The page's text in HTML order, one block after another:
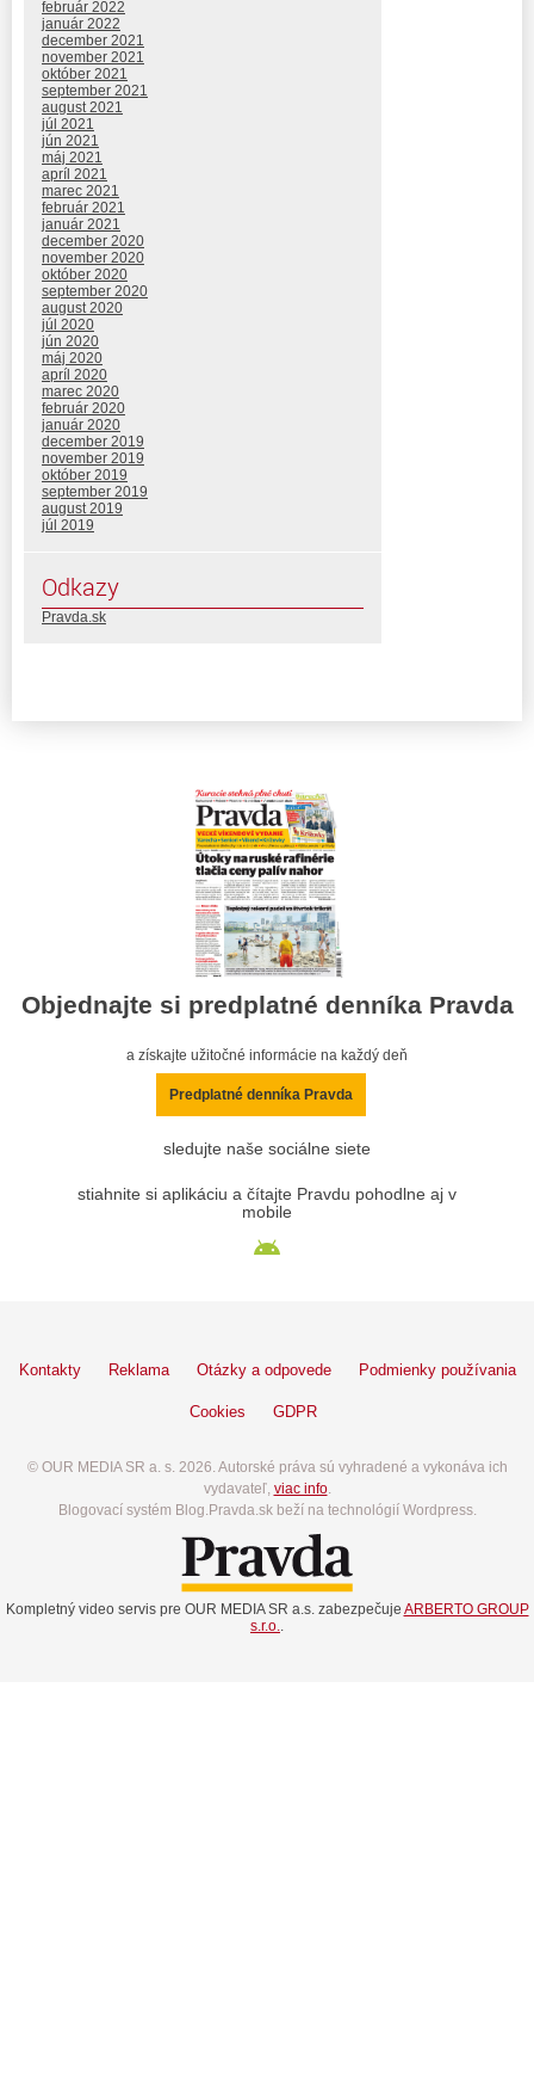
február 2022
január 2022
december 2021
november 2021
október 2021
september 2021
august 2021
júl 2021
jún 2021
máj 2021
apríl 2021
marec 2021
február 2021
január 2021
december 2020
november 2020
október 2020
september 2020
august 2020
júl 2020
jún 2020
máj 2020
apríl 2020
marec 2020
február 2020
január 2020
december 2019
november 2019
október 2019
september 2019
august 2019
júl 2019
Odkazy
Pravda.sk
Objednajte si predplatné denníka Pravda
a získajte užitočné informácie na každý deň
Predplatné denníka Pravda
sledujte naše sociálne siete
stiahnite si aplikáciu a čítajte Pravdu pohodlne aj v
mobile
Kontakty Reklama Otázky a odpovede Podmienky používania
Cookies GDPR
© OUR MEDIA SR a. s. 2026. Autorské práva sú vyhradené a vykonáva ich
vydavateľ, viac info.
Blogovací systém Blog.Pravda.sk beží na technológií Wordpress.
Kompletný video servis pre OUR MEDIA SR a.s. zabezpečuje ARBERTO GROUP
s.r.o..